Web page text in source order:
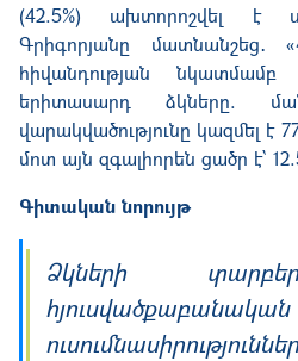
(42.5%) ախտորոշվել է
Գրիգորյանը
հիվանդության
երիտասարդ ձկները.
վարակվածությունը կազմել է
մոտ այն զգալիորեն ցածր է՝
Գիտական նորույթ
Ձկների
հյուսվածքաբանական